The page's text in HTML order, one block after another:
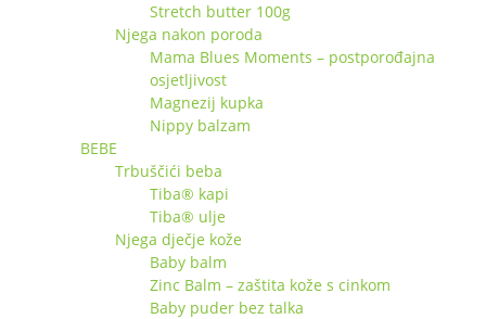
Stretch butter 100g
Njega nakon poroda
Mama Blues Moments – postporođajna
osjetljivost
Magnezij kupka
Nippy balzam
BEBE
Trbuščići beba
Tiba® kapi
Tiba® ulje
Njega dječje kože
Baby balm
Zinc Balm – zaštita kože s cinkom
Baby puder bez talka